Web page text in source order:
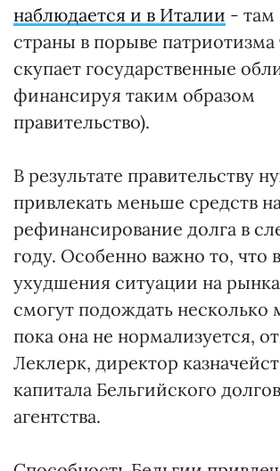
наблюдается и в Италии - там
страны в порыве патриотизма
скупает государственные
финансируя таким образом
правительство).
В результате правительству
привлекать меньше средств
рефинансирование долга в
году. Особенно важно то, что
ухудшения ситуации на
смогут подождать несколько
пока она не нормализуется,
Леклерк, директор
капитала Бельгийского
агентства.